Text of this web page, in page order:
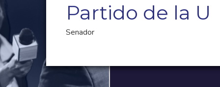
Partido de la U
Senador